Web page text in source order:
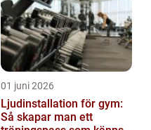
01 juni 2026
Ljudinstallation för gym:
Så skapar man ett